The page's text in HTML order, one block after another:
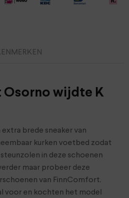
Osorno wijdte K
brede sneaker van
kurken voetbed zodat
steunzolen in deze schoenen
maar probeer deze
van FinnComfort.
voor en kochten het model